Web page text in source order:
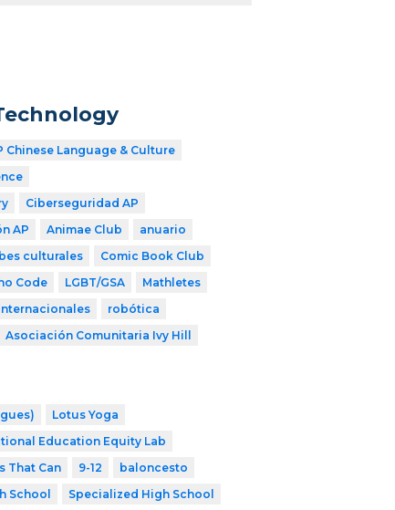
Chinese Language & Culture
Ciberseguridad AP
AP Animae Club
anuario
culturales
Comic Book Club
Code LGBT/GSA
Mathletes
robótica
Asociación Comunitaria Ivy Hill
Lotus Yoga
Education Equity Lab
That Can 9-12
baloncesto
School
Specialized High School